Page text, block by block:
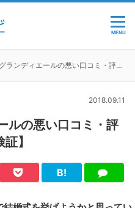
MENU
結婚式場 グランディエールの悪い口コミ・評判は本当？【経験者が検証】
2018.09.11
ルの悪い口コミ・評
】
Pocket
B!
は
ブ
LINE